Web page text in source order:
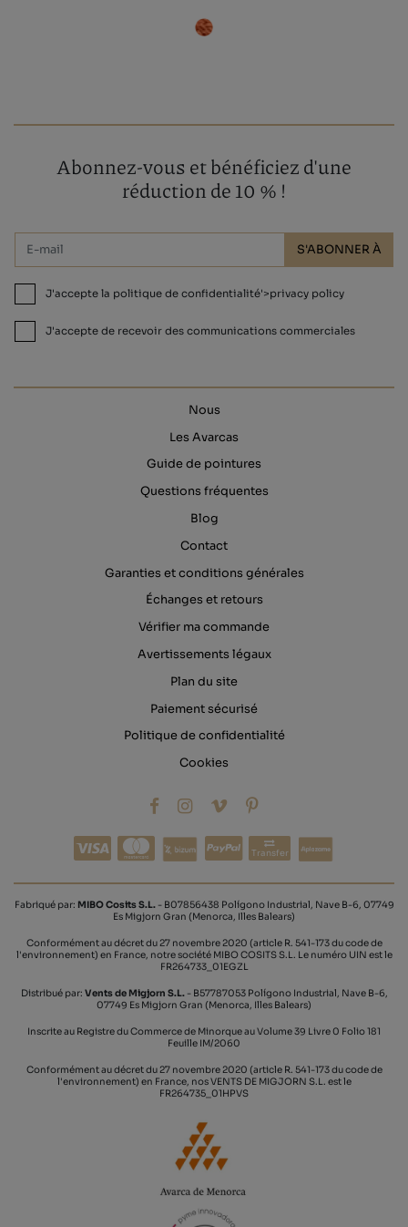
Abonnez-vous et bénéficiez d'une
réduction de 10 % !
S'ABONNER À
J'accepte la politique de confidentialité'>privacy policy
J'accepte de recevoir des communications commerciales
Nous
Les Avarcas
Guide de pointures
Questions fréquentes
Blog
Contact
Garanties et conditions générales
Échanges et retours
Vérifier ma commande
Avertissements légaux
Plan du site
Paiement sécurisé
Politique de confidentialité
Cookies
Transfer
Fabriqué par: MIBO Cosits S.L.- B07856438 Polígono Industrial, Nave B-6, 07749
Es Migjorn Gran (Menorca, Illes Balears)
Conformément au décret du 27 novembre 2020 (article R. 541-173 du code de
l'environnement) en France, notre société MIBO COSITS S.L. Le numéro UIN est le
FR264733_01EGZL
Distribué par: Vents de Migjorn S.L.- B57787053 Polígono Industrial, Nave B-6,
07749 Es Migjorn Gran (Menorca, Illes Balears)
Inscrite au Registre du Commerce de Minorque au Volume 39 Livre 0 Folio 181
Feuille IM/2060
Conformément au décret du 27 novembre 2020 (article R. 541-173 du code de
l'environnement) en France, nos VENTS DE MIGJORN S.L. est le
FR264735_01HPVS